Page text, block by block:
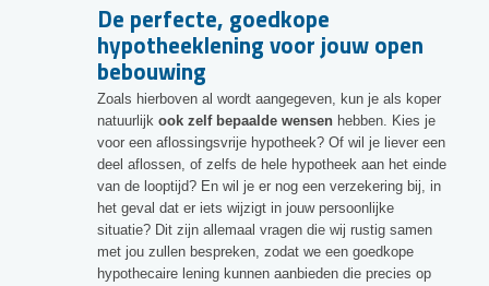
De perfecte, goedkope
hypotheeklening voor jouw open
bebouwing
Zoals hierboven al wordt aangegeven, kun je als koper
natuurlijk ook zelf bepaalde wensenhebben. Kies je
voor een aflossingsvrije hypotheek? Of wil je liever een
deel aflossen, of zelfs de hele hypotheek aan het einde
van de looptijd? En wil je er nog een verzekering bij, in
het geval dat er iets wijzigt in jouw persoonlijke
situatie? Dit zijn allemaal vragen die wij rustig samen
met jou zullen bespreken, zodat we een goedkope
hypothecaire lening kunnen aanbieden die precies op